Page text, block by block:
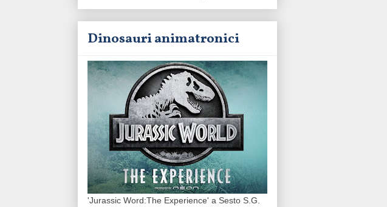
Dinosauri animatronici
'Jurassic Word:The Experience' a Sesto S.G.